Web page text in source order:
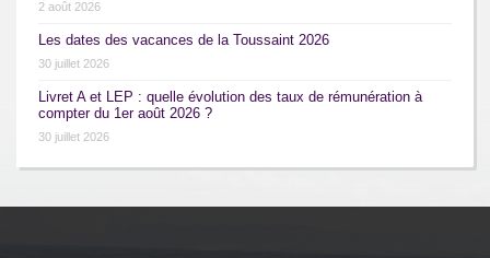
2 août 2026
Les dates des vacances de la Toussaint 2026
30 juillet 2026
Livret A et LEP : quelle évolution des taux de rémunération à
compter du 1er août 2026 ?
30 juillet 2026